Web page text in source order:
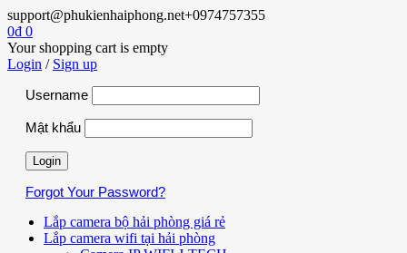
support@phukienhaiphong.net+0974757355
0₫ 0
Your shopping cart is empty
Login / Sign up
Username
Mật khẩu
Forgot Your Password?
Lắp camera bộ hải phòng giá rẻ
Lắp camera wifi tại hải phòng